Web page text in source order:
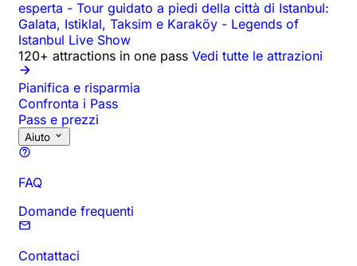
esperta - Tour guidato a piedi della città di Istanbul:
Galata, Istiklal, Taksim e Karaköy - Legends of
Istanbul Live Show
120+ attractions in one pass Vedi tutte le attrazioni
Pianifica e risparmia
Confronta i Pass
Pass e prezzi
Aiuto
FAQ
Domande frequenti
Contattaci